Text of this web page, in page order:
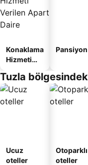
Konaklama
Hizmeti
Apart
Daire
Pansiyon
Tuzla
Ucuz
oteller
Otoparklı
oteller